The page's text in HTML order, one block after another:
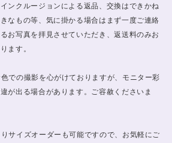
ンクルージョンによる返品、交換はできかね
なもの等、気に掛かる場合はまず一度ご連絡
お写真を拝見させていただき、返送料のみお
ます。
での撮影を心がけておりますが、モニター彩
が出る場合があります。ご容赦くださいま
サイズオーダーも可能ですので、お気軽にご